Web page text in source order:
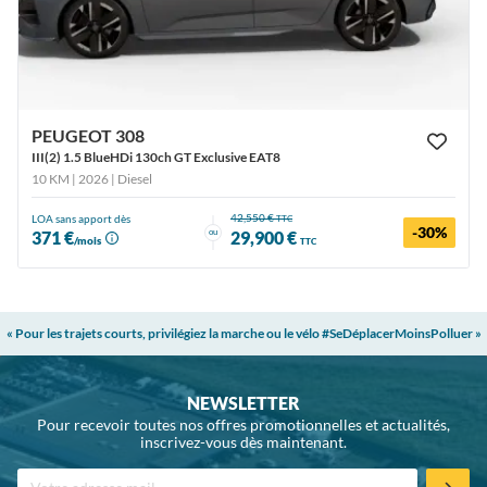
PEUGEOT 308
III(2) 1.5 BlueHDi 130ch GT Exclusive EAT8
10 KM | 2026 | Diesel
LOA sans apport dès
371 €/mois
ou
42,550 €TTC
29,900 € TTC -30%
« Pour les trajets courts, privilégiez la marche ou le vélo #SeDéplacerMoinsPolluer »
NEWSLETTER
Pour recevoir toutes nos offres promotionnelles et actualités,
inscrivez-vous dès maintenant.